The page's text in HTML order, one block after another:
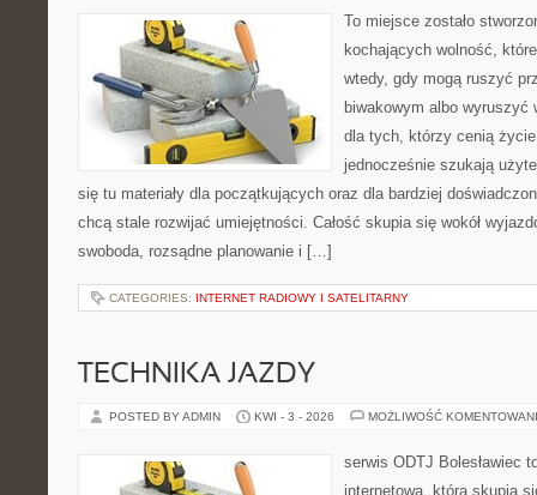
To miejsce zostało
kochających wolność,
wtedy, gdy mogą ruszyć
biwakowym albo wyruszyć
dla tych, którzy cenią
jednocześnie szukają
się tu materiały dla początkujących oraz dla bardziej
chcą stale rozwijać umiejętności. Całość skupia się wokół
swoboda, rozsądne planowanie i […]
CATEGORIES: INTERNET RADIOWY I SATELITARNY
TECHNIKA JAZDY
POSTED BY ADMIN KWI - 3 - 2026 MOŻLIWOŚĆ
serwis ODTJ Bolesławiec
internetowa, która skupia